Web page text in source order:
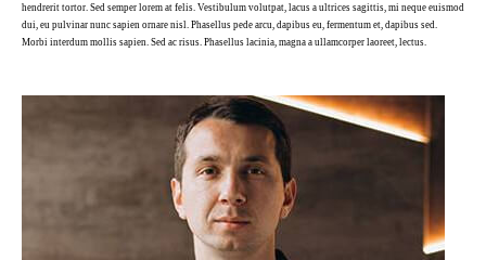
hendrerit tortor. Sed semper lorem at felis. Vestibulum volutpat, lacus a ultrices sagittis, mi neque euismod
dui, eu pulvinar nunc sapien ornare nisl. Phasellus pede arcu, dapibus eu, fermentum et, dapibus sed.
Morbi interdum mollis sapien. Sed ac risus. Phasellus lacinia, magna a ullamcorper laoreet, lectus.